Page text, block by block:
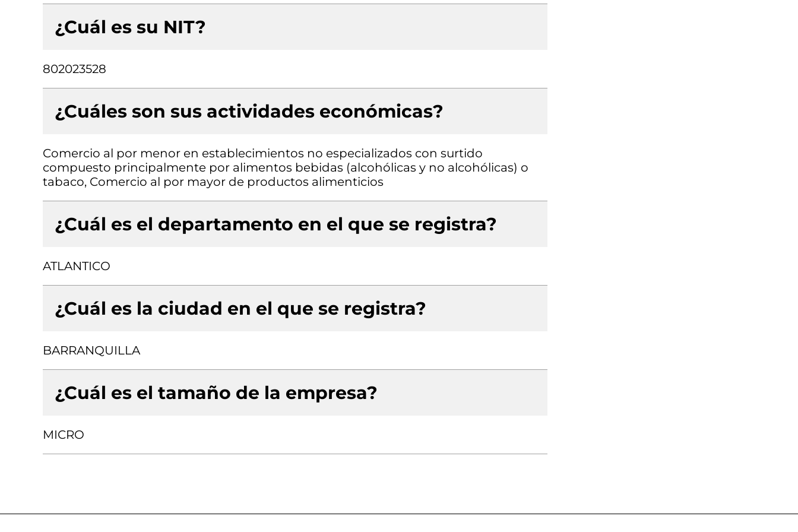
¿Cuál es su NIT?
802023528
¿Cuáles son sus actividades económicas?
Comercio al por menor en establecimientos no especializados con surtido
compuesto principalmente por alimentos bebidas (alcohólicas y no alcohólicas) o
tabaco, Comercio al por mayor de productos alimenticios
¿Cuál es el departamento en el que se registra?
ATLANTICO
¿Cuál es la ciudad en el que se registra?
BARRANQUILLA
¿Cuál es el tamaño de la empresa?
MICRO